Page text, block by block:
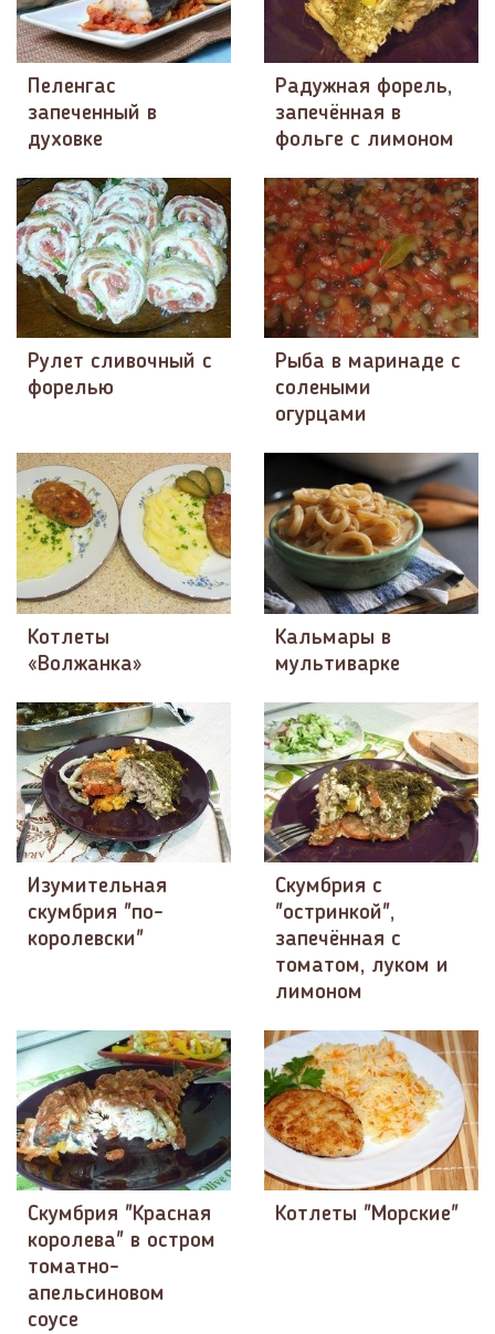
Пеленгас
запеченный в
духовке
Радужная форель,
запечённая в
фольге с лимоном
Рулет сливочный с
форелью
Рыба в маринаде с
солеными
огурцами
Котлеты
«Волжанка»
Кальмары в
мультиварке
Изумительная
скумбрия "по-
королевски"
Скумбрия с
"остринкой",
запечённая с
томатом, луком и
лимоном
Скумбрия "Красная
королева" в остром
томатно-
апельсиновом
соусе
Котлеты "Морские"